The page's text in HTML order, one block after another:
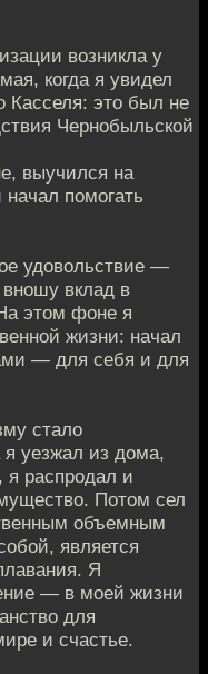
возникла у
когда я увидел
Касселя: это был не
Чернобыльской
выучился на
начал помогать
удовольствие —
вношу вклад в
этом фоне я
жизни: начал
— для себя и для
стало
я уезжал из дома,
я распродал и
Потом сел
объемным
является
Я
— в моей жизни
для
и счастье.